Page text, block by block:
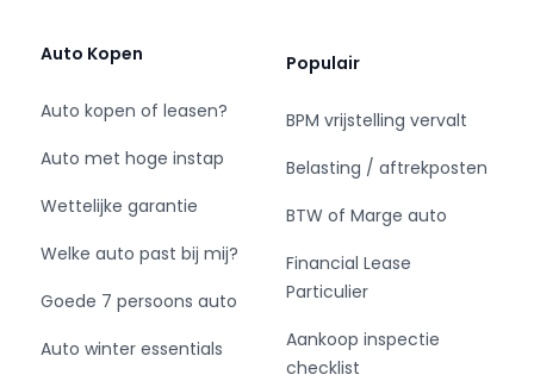
Auto Kopen
Auto kopen of leasen?
Auto met hoge instap
Wettelijke garantie
Welke auto past bij mij?
Goede 7 persoons auto
Auto winter essentials
Populair
BPM vrijstelling vervalt
Belasting / aftrekposten
BTW of Marge auto
Financial Lease
Particulier
Aankoop inspectie
checklist